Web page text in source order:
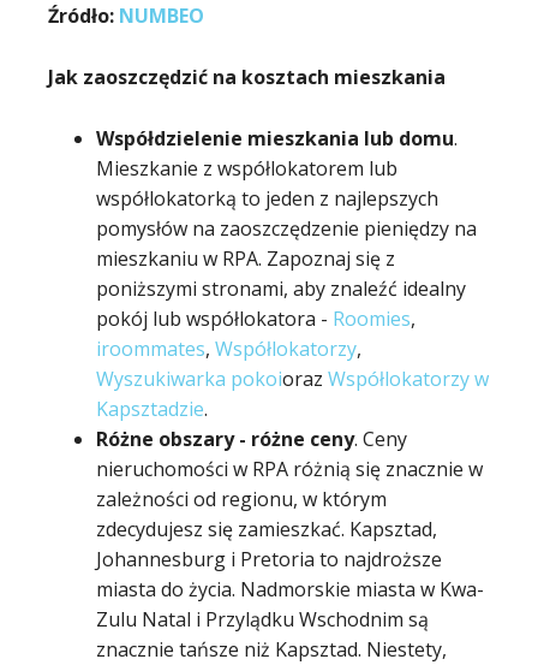
Źródło: NUMBEO
Jak zaoszczędzić na kosztach mieszkania
Współdzielenie mieszkania lub domu.
Mieszkanie z współlokatorem lub
współlokatorką to jeden z najlepszych
pomysłów na zaoszczędzenie pieniędzy na
mieszkaniu w RPA. Zapoznaj się z
poniższymi stronami, aby znaleźć idealny
pokój lub współlokatora - Roomies,
iroommates, Współlokatorzy,
Wyszukiwarka pokoioraz Współlokatorzy w
Kapsztadzie.
Różne obszary - różne ceny. Ceny
nieruchomości w RPA różnią się znacznie w
zależności od regionu, w którym
zdecydujesz się zamieszkać. Kapsztad,
Johannesburg i Pretoria to najdroższe
miasta do życia. Nadmorskie miasta w Kwa-
Zulu Natal i Przylądku Wschodnim są
znacznie tańsze niż Kapsztad. Niestety,